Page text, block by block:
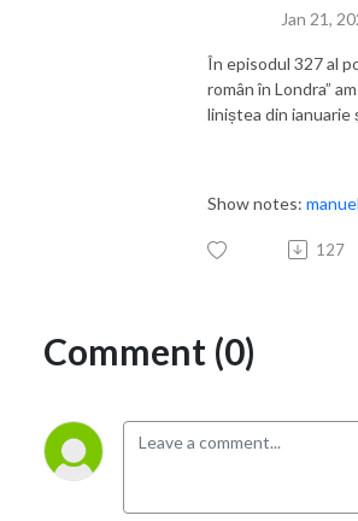
Jan 21,
În episodul 327 al
român în Londra”
liniștea din ianuarie
Show notes:
127
Comment (0)